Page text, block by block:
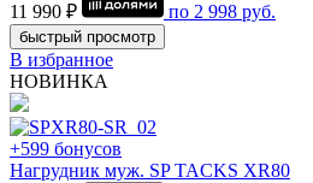
11 990 ₽
по 2 998 руб.
быстрый просмотр
В избранное
НОВИНКА
+599 бонусов
Нагрудник муж. SP TACKS XR80